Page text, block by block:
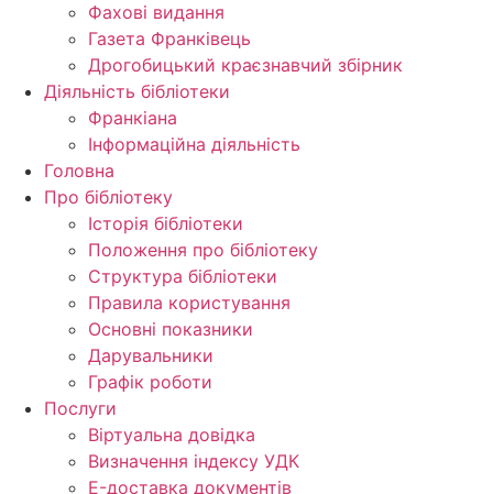
Фахові видання
Газета Франківець
Дрогобицький краєзнавчий збірник
Діяльність бібліотеки
Франкіана
Інформаційна діяльність
Головна
Про бібліотеку
Історія бібліотеки
Положення про бібліотеку
Структура бібліотеки
Правила користування
Основні показники
Дарувальники
Графік роботи
Послуги
Віртуальна довідка
Визначення індексу УДК
E-доставка документів